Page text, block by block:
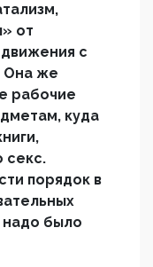
от
с
Она же
рабочие
куда
секс.
порядок в
надо было